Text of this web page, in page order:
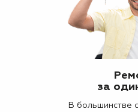
за
В большинстве